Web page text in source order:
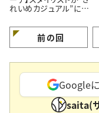
れいめカジュアル”に欠
紹介
前の回
Googleに
saita(